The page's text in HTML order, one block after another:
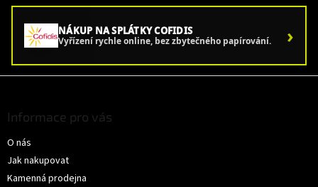
NÁKUP NA SPLÁTKY COFIDIS
Vyřízení rychle online, bez zbytečného papírování. ›
Informace pro vás
O nás
Jak nakupovat
Kamenná prodejna